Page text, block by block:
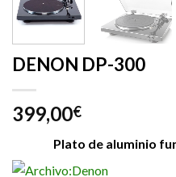
DENON DP-300
399,00€
Plato de aluminio